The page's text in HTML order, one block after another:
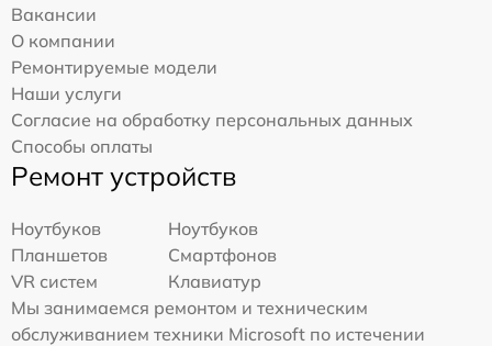
Вакансии
О компании
Ремонтируемые модели
Наши услуги
Согласие на обработку персональных данных
Способы оплаты
Ремонт устройств
Ноутбуков
Ноутбуков
Планшетов
Смартфонов
VR систем
Клавиатур
Мы занимаемся ремонтом и техническим
обслуживанием техники Microsoft по истечении